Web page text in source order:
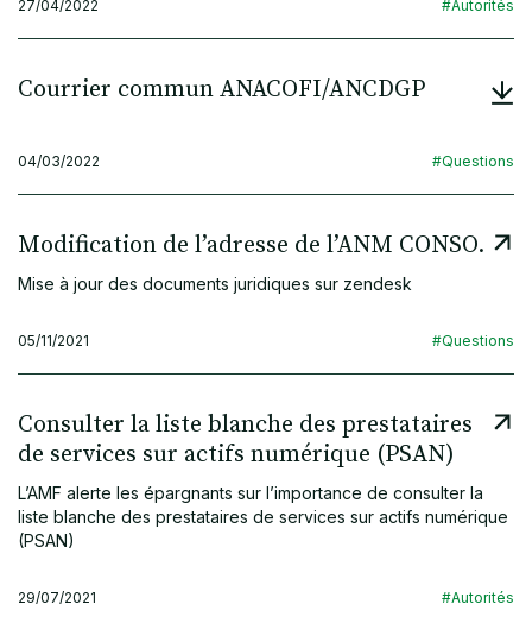
27/04/2022 #Autorités
Courrier commun ANACOFI/ANCDGP
04/03/2022 #Questions
Modification de l’adresse de l’ANM CONSO.
Mise à jour des documents juridiques sur zendesk
05/11/2021 #Questions
Consulter la liste blanche des prestataires
de services sur actifs numérique (PSAN)
L’AMF alerte les épargnants sur l’importance de consulter la
liste blanche des prestataires de services sur actifs numérique
(PSAN)
29/07/2021 #Autorités